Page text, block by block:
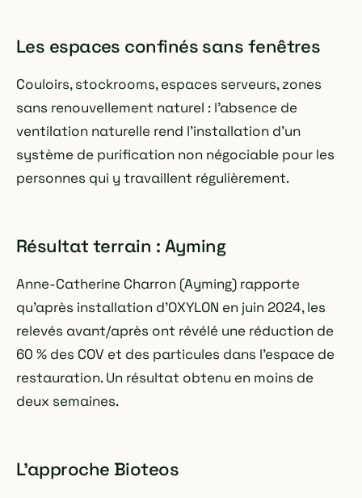
Les espaces confinés sans fenêtres
Couloirs, stockrooms, espaces serveurs, zones
sans renouvellement naturel : l'absence de
ventilation naturelle rend l'installation d'un
système de purification non négociable pour les
personnes qui y travaillent régulièrement.
Résultat terrain : Ayming
Anne-Catherine Charron (Ayming) rapporte
qu'après installation d'OXYLON en juin 2024, les
relevés avant/après ont révélé une réduction de
60 % des COV et des particules dans l'espace de
restauration. Un résultat obtenu en moins de
deux semaines.
L'approche Bioteos